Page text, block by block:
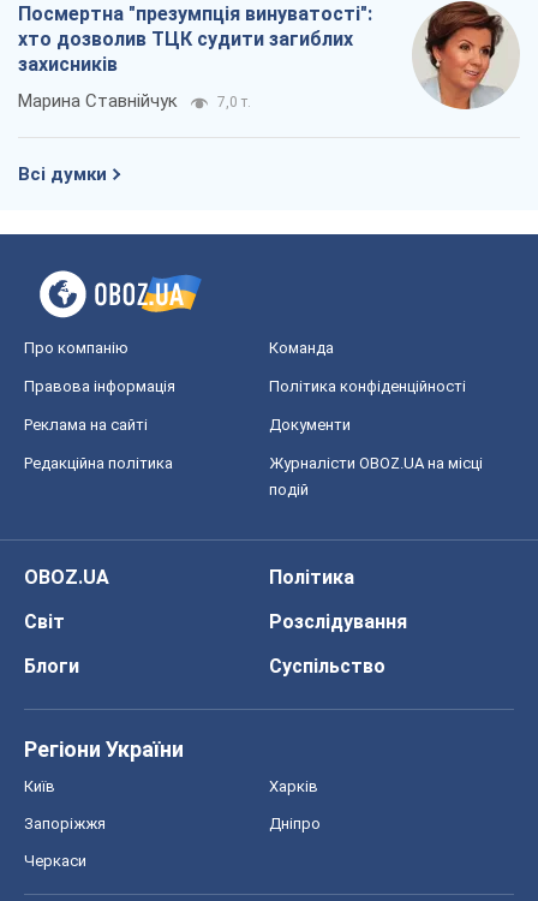
Посмертна "презумпція винуватості":
хто дозволив ТЦК судити загиблих
захисників
Марина Ставнійчук 7,0 т.
Всі думки
Про компанію Команда
Правова інформація Політика конфіденційності
Реклама на сайті Документи
Редакційна політика
Журналісти OBOZ.UA на місці
подій
OBOZ.UA
Політика
Світ
Розслідування
Блоги
Суспільство
Регіони України
Київ Харків
Запоріжжя Дніпро
Черкаси